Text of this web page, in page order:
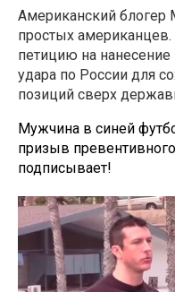
Американский блогер
простых
петицию на нанесение
удара по России для
позиций сверх
Мужчина в синей
призыв
подписывает!